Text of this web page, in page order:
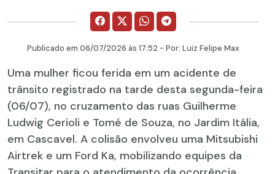
Publicado em 06/07/2026 às 17:52 - Por: Luiz Felipe Max
Uma mulher ficou ferida em um acidente de
trânsito registrado na tarde desta segunda-feira
(06/07), no cruzamento das ruas Guilherme
Ludwig Cerioli e Tomé de Souza, no Jardim Itália,
em Cascavel. A colisão envolveu uma Mitsubishi
Airtrek e um Ford Ka, mobilizando equipes da